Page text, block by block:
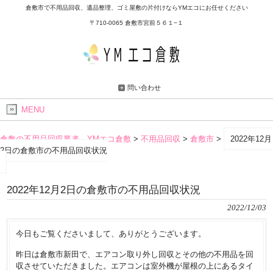
倉敷市で不用品回収、遺品整理、ゴミ屋敷の片付けならYMエコにお任せください
〒710-0065 倉敷市宮前５６１−１
問い合わせ
MENU
倉敷の不用品回収業者 YMエコ倉敷 > 不用品回収 > 倉敷市 >
2022年12月
2日の倉敷市の不用品回収状況
2022年12月2日の倉敷市の不用品回収状況
2022/12/03
今日もご覧くださいまして、ありがとうございます。
昨日は倉敷市新田で、エアコン取り外し回収とその他の不用品を回
収させていただきました。エアコンは室外機が屋根の上にあるタイ